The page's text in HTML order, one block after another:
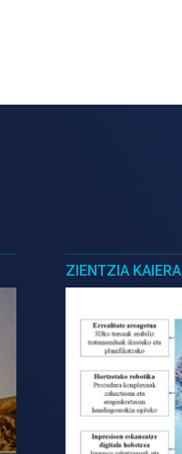
ZIENTZIA KAIERA